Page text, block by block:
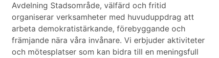
Avdelning Stadsområde, välfärd och fritid
organiserar verksamheter med huvuduppdrag att
arbeta demokratistärkande, förebyggande och
främjande nära våra invånare. Vi erbjuder aktiviteter
och mötesplatser som kan bidra till en meningsfull